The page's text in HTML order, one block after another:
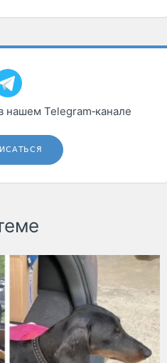
нашем Telegram‑канале